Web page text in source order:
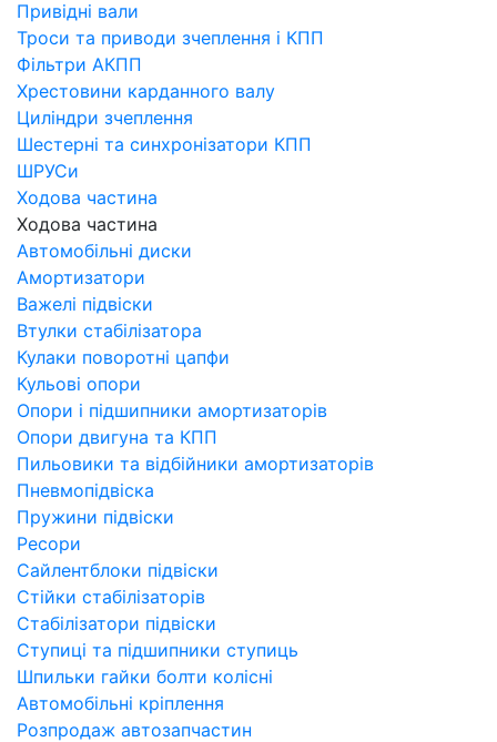
Привідні вали
Троси та приводи зчеплення і КПП
Фільтри АКПП
Хрестовини карданного валу
Циліндри зчеплення
Шестерні та синхронізатори КПП
ШРУСи
Ходова частина
Ходова частина
Автомобільні диски
Амортизатори
Важелі підвіски
Втулки стабілізатора
Кулаки поворотні цапфи
Кульові опори
Опори і підшипники амортизаторів
Опори двигуна та КПП
Пильовики та відбійники амортизаторів
Пневмопідвіска
Пружини підвіски
Ресори
Сайлентблоки підвіски
Стійки стабілізаторів
Стабілізатори підвіски
Ступиці та підшипники ступиць
Шпильки гайки болти колісні
Автомобільні кріплення
Розпродаж автозапчастин